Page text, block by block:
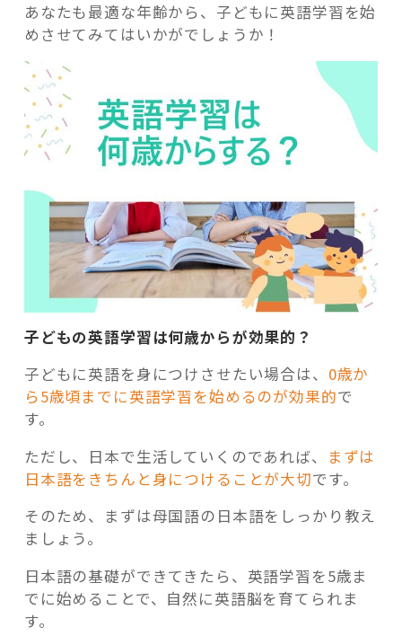
あなたも最適な年齢から、子どもに英語学習を始
めさせてみてはいかがでしょうか！
子どもの英語学習は何歳からが効果的？
子どもに英語を身につけさせたい場合は、 0歳か
ら5歳頃までに英語学習を始めるのが効果的で
す。
ただし、日本で生活していくのであれば、
まずは
日本語をきちんと身につけることが大切です。
そのため、まずは母国語の日本語をしっかり教え
ましょう。
日本語の基礎ができてきたら、英語学習を5歳ま
でに始めることで、自然に英語脳を育てられま
す。